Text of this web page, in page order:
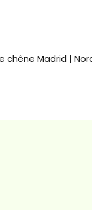
chêne Madrid |